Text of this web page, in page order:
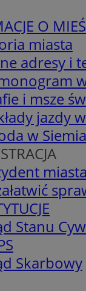
O
miasta
adresy i
i msze
jazdy
w
miasta
Stanu
Skarbowy